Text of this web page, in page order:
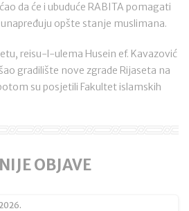
da će i ubuduće RABITA pomagati
opšte stanje muslimana.
reisu-l-ulema Husein ef. Kavazović
gradilište nove zgrade Rijaseta na
su posjetili Fakultet islamskih
OBJAVE